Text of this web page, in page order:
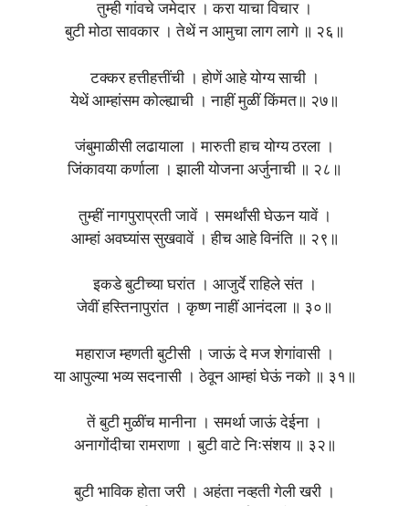
तुम्ही गांवचे जमेदार । करा याचा विचार ।
बुटी मोठा सावकार । तेथें न आमुचा लाग लागे ॥ २६॥
टक्कर हत्तीहत्तींची । होणें आहे योग्य साची ।
येथें आम्हांसम कोल्ह्याची । नाहीं मुळीं किंमत॥ २७॥
जंबुमाळीसी लढायाला । मारुती हाच योग्य ठरला ।
जिंकावया कर्णाला । झाली योजना अर्जुनाची ॥ २८॥
तुम्हीं नागपुराप्रती जावें । समर्थांसी घेऊन यावें ।
आम्हां अवघ्यांस सुखवावें । हीच आहे विनंति ॥ २९॥
इकडे बुटीच्या घरांत । आजुर्दे राहिले संत ।
जेवीं हस्तिनापुरांत । कृष्ण नाहीं आनंदला ॥ ३०॥
महाराज म्हणती बुटीसी । जाऊं दे मज शेगांवासी ।
या आपुल्या भव्य सदनासी । ठेवून आम्हां घेऊं नको ॥ ३१॥
तें बुटी मुळींच मानीना । समर्था जाऊं देईना ।
अनागोंदीचा रामराणा । बुटी वाटे निःसंशय ॥ ३२॥
बुटी भाविक होता जरी । अहंता नव्हती गेली खरी ।